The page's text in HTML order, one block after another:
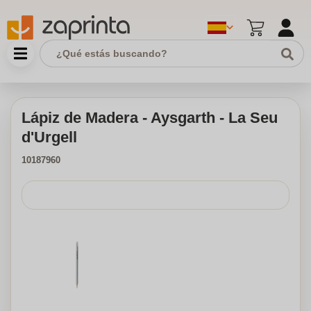
Lápiz de Madera - Aysgarth - La Seu
d'Urgell
10187960